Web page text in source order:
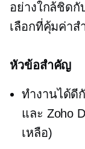
อย่างใกล้ชิดกั
เลือกที่คุ้มค่าส
หัวข้อสำคัญ
ทำงานได้ดี
และ Zoho
เหลือ)